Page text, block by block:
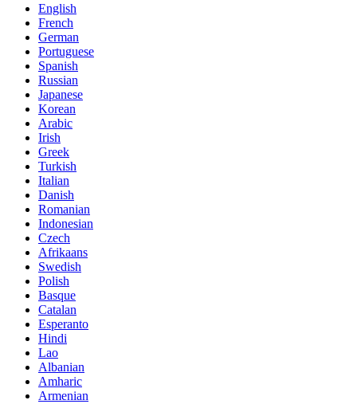
English
French
German
Portuguese
Spanish
Russian
Japanese
Korean
Arabic
Irish
Greek
Turkish
Italian
Danish
Romanian
Indonesian
Czech
Afrikaans
Swedish
Polish
Basque
Catalan
Esperanto
Hindi
Lao
Albanian
Amharic
Armenian